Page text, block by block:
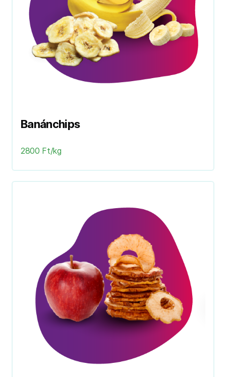
Banánchips
2800 Ft/kg